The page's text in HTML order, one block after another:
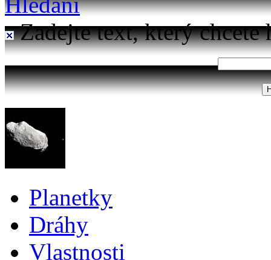
Zadejte text, který chcete
Planetky
Dráhy
Vlastnosti